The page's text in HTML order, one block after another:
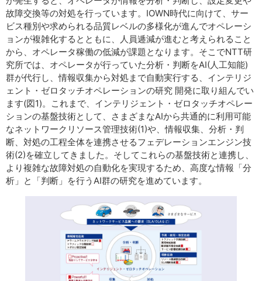
故障交換等の対処を行っています。IOWN時代に向けて、サー
ビス種別や求められる品質レベルの多様化が進んでオペレーシ
ョンが複雑化するとともに、人員逓減が進むと考えられること
から、オペレータ稼働の低減が課題となります。そこでNTT研
究所では、オペレータが行っていた分析・判断をAI(人工知能)
群が代行し、情報収集から対処まで自動実行する、インテリジ
ェント・ゼロタッチオペレーションの研究 開発に取り組んでい
ます(図1)。これまで、インテリジェント・ゼロタッチオペレー
ションの基盤技術として、さまざまなAIから共通的に利用可能
なネットワークリソース管理技術(1)や、情報収集、分析・判
断、対処の工程全体を連携させるフェデレーションエンジン技
術(2)を確立してきました。そしてこれらの基盤技術と連携し、
より複雑な故障対処の自動化を実現するため、高度な情報「分
析」と「判断」を行うAI群の研究を進めています。